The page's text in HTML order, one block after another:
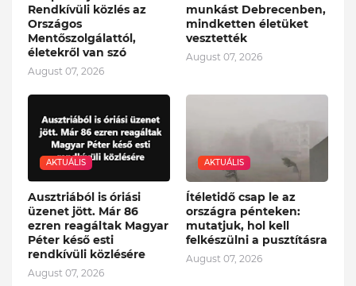
Rendkívüli közlés az
Országos
Mentőszolgálattól,
életekről van szó
August 07, 2026
munkást Debrecenben,
mindketten életüket
vesztették
August 07, 2026
AKTUÁLIS
Ausztriából is óriási
üzenet jött. Már 86
ezren reagáltak Magyar
Péter késő esti
rendkívüli közlésére
August 07, 2026
AKTUÁLIS
Ítéletidő csap le az
országra pénteken:
mutatjuk, hol kell
felkészülni a pusztításra
August 07, 2026